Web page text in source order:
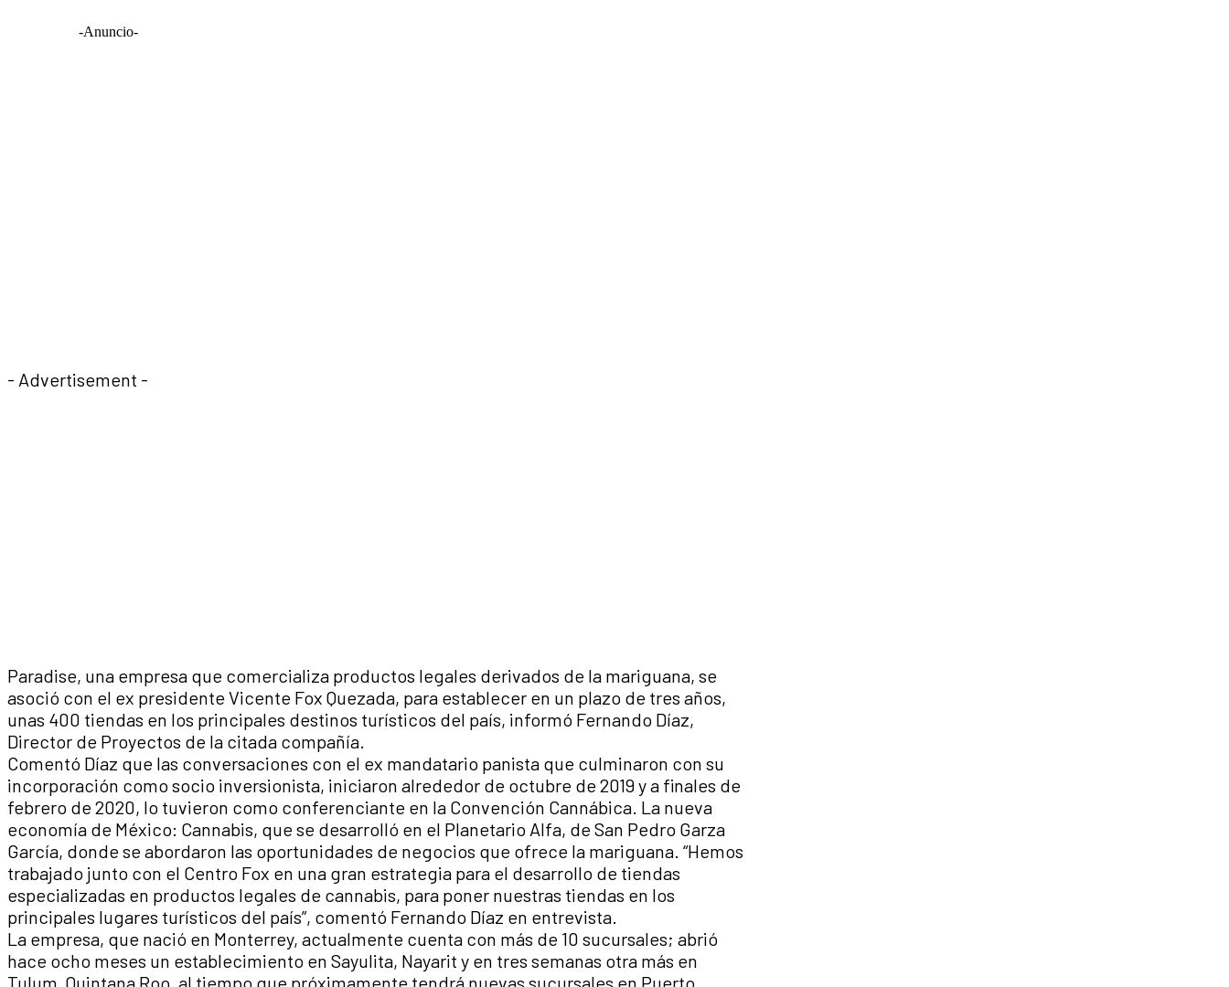
-Anuncio-
- Advertisement -
Paradise, una empresa que comercializa productos legales derivados de la mariguana, se
asoció con el ex presidente Vicente Fox Quezada, para establecer en un plazo de tres años,
unas 400 tiendas en los principales destinos turísticos del país, informó Fernando Díaz,
Director de Proyectos de la citada compañía.
Comentó Díaz que las conversaciones con el ex mandatario panista que culminaron con su
incorporación como socio inversionista, iniciaron alrededor de octubre de 2019 y a finales de
febrero de 2020, lo tuvieron como conferenciante en la Convención Cannábica. La nueva
economía de México: Cannabis, que se desarrolló en el Planetario Alfa, de San Pedro Garza
García, donde se abordaron las oportunidades de negocios que ofrece la mariguana. “Hemos
trabajado junto con el Centro Fox en una gran estrategia para el desarrollo de tiendas
especializadas en productos legales de cannabis, para poner nuestras tiendas en los
principales lugares turísticos del país”, comentó Fernando Díaz en entrevista.
La empresa, que nació en Monterrey, actualmente cuenta con más de 10 sucursales; abrió
hace ocho meses un establecimiento en Sayulita, Nayarit y en tres semanas otra más en
Tulum, Quintana Roo, al tiempo que próximamente tendrá nuevas sucursales en Puerto